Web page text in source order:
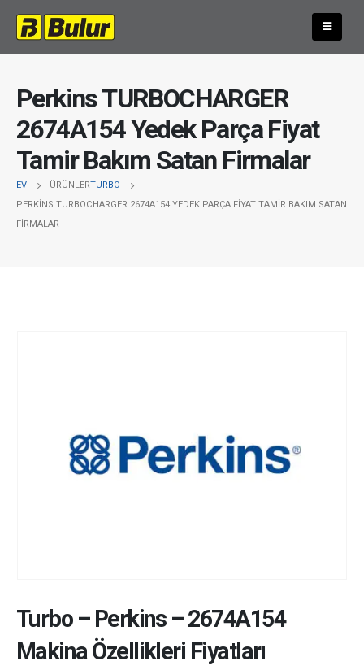
Perkins TURBOCHARGER
2674A154 Yedek Parça Fiyat
Tamir Bakım Satan Firmalar
EV ÜRÜNLERTURBO
PERKINS TURBOCHARGER 2674A154 YEDEK PARÇA FIYAT TAMIR BAKIM SATAN
FIRMALAR
Turbo– Perkins–2674A154
Makina Özellikleri Fiyatları